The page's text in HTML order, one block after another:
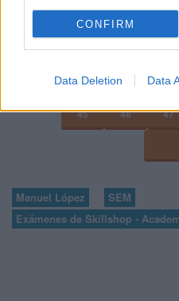
CONFIRM
Data Deletion Data
VOLVER A 100
EVALUACIÓN DE VENTA
41
45 46 47
Manuel López
SEM
Exámenes de Skillshop -